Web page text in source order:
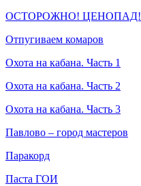
ОСТОРОЖНО! ЦЕНОПАД!
Отпугиваем комаров
Охота на кабана. Часть 1
Охота на кабана. Часть 2
Охота на кабана. Часть 3
Павлово – город мастеров
Паракорд
Паста ГОИ